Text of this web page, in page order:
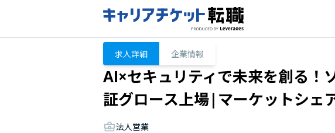
求人詳細 企業情報
AI×セキュリティで未来を創る！
証グロース上場|マーケットシェ
法人営業